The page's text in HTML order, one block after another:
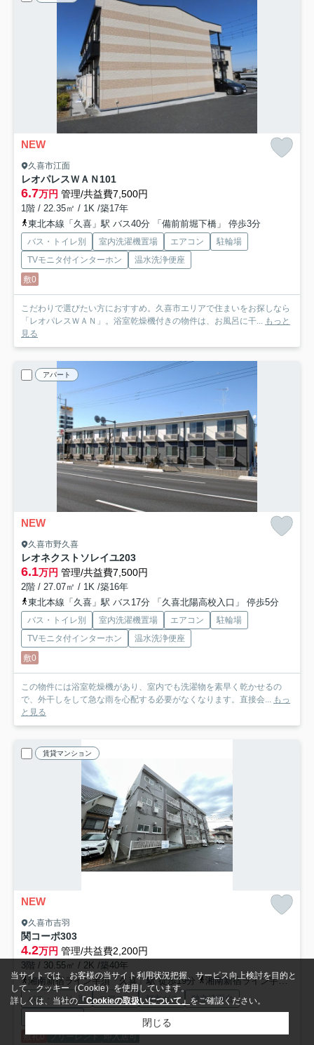
NEW
久喜市江面
レオパレスＷＡＮ 101
6.7万円 管理/共益費7,500円
1階 / 22.35㎡ / 1K /築17年
東北本線「久喜」駅 バス40分 「備前前堀下橋」 停歩3分
バス・トイレ別 室内洗濯機置場 エアコン
駐輪場
TVモニタ付インターホン
温水洗浄便座
敷0
こだわりで選びたい方におすすめ。久喜市エリアで住まいをお探しなら
「レオパレスＷＡＮ」。浴室乾燥機付きの物件は、お風呂に干...
もっと
見る
アパート
NEW
久喜市野久喜
レオネクストソレイユ203
6.1万円 管理/共益費7,500円
2階 / 27.07㎡ / 1K /築16年
東北本線「久喜」駅 バス17分 「久喜北陽高校入口」 停歩5分
バス・トイレ別 室内洗濯機置場 エアコン
駐輪場
TVモニタ付インターホン
温水洗浄便座
敷0
この物件には浴室乾燥機があり、室内でも洗濯物を素早く乾かせるの
で、外干しをして急な雨を心配する必要がなくなります。直接会...
もっ
と見る
賃貸マンション
NEW
久喜市吉羽
関コーポ303
4.2万円 管理/共益費2,200円
3階 / 30.55㎡ / 2K /築40年
湘南新宿ライン宇須「久喜」駅 徒歩19分
湘南新宿ライン宇須「久喜」駅 バス3分 「高田」 停歩2分
バス・トイレ別 エアコン 都市ガス
独立洗面台
敷礼0 フリーレント 即入居可
当サイトでは、お客様の当サイト利用状況把握、サービス向上検討を目的と
して、クッキー（Cookie）を使用しています。
詳しくは、当社の 「Cookieの取扱いについて」 をご確認ください。
閉じる